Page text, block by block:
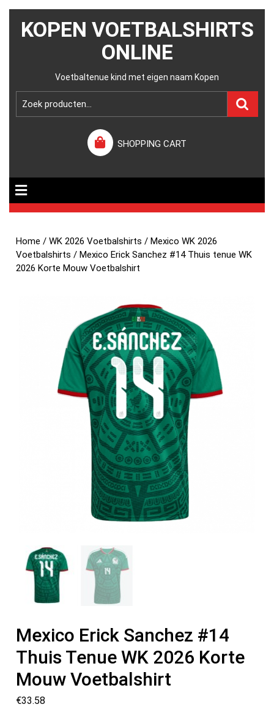
KOPEN VOETBALSHIRTS
ONLINE
Voetbaltenue kind met eigen naam Kopen
SHOPPING CART
Home /WK 2026 Voetbalshirts /Mexico WK 2026
Voetbalshirts / Mexico Erick Sanchez #14 Thuis tenue WK
2026 Korte Mouw Voetbalshirt
Mexico Erick Sanchez #14
Thuis Tenue WK 2026 Korte
Mouw Voetbalshirt
€33.58